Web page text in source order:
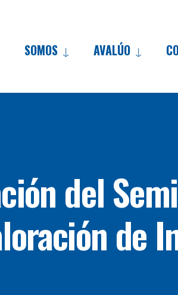
SOMOS AVALÚO
del
de